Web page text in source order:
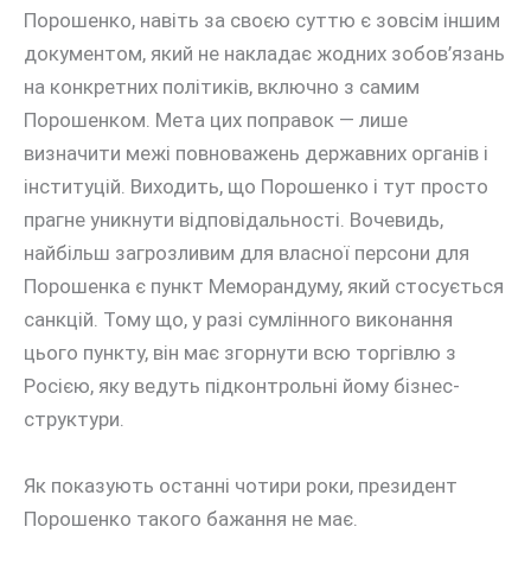
Порошенко, навіть за своєю суттю є зовсім іншим
документом, який не накладає жодних зобов’язань
на конкретних політиків, включно з самим
Порошенком. Мета цих поправок — лише
визначити межі повноважень державних органів і
інституцій. Виходить, що Порошенко і тут просто
прагне уникнути відповідальності. Вочевидь,
найбільш загрозливим для власної персони для
Порошенка є пункт Меморандуму, який стосується
санкцій. Тому що, у разі сумлінного виконання
цього пункту, він має згорнути всю торгівлю з
Росією, яку ведуть підконтрольні йому бізнес-
структури.
Як показують останні чотири роки, президент
Порошенко такого бажання не має.